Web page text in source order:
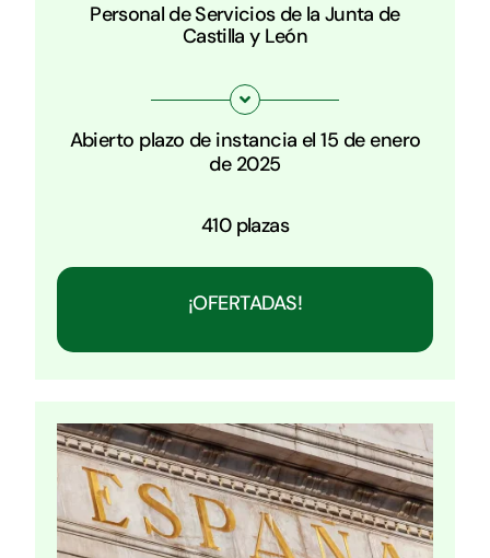
Personal de Servicios de la Junta de
Castilla y León
Abierto plazo de instancia el 15 de enero
de 2025
410 plazas
¡OFERTADAS!